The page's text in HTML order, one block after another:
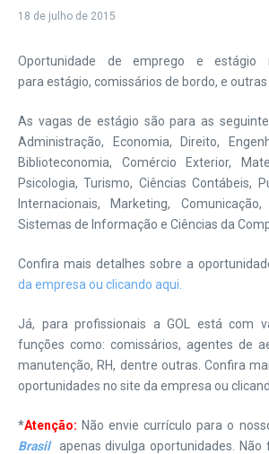
18 de julho de 2015
Oportunidade de emprego e
para estágio, comissários de bordo, e outras
As vagas de estágio são para as
Administração, Economia, Direito,
Biblioteconomia, Comércio Exterior,
Psicologia, Turismo, Ciências Contábeis,
Internacionais, Marketing,
Sistemas de Informação e Ciências da
Confira mais detalhes sobre a
da empresa ou clicando aqui.
Já, para profissionais a GOL está com
funções como: comissários, agentes de
manutenção, RH, dentre outras. Confira
oportunidades no site da empresa ou
*Atenção: Não envie currículo para o
Brasilapenas divulga oportunidades. Não